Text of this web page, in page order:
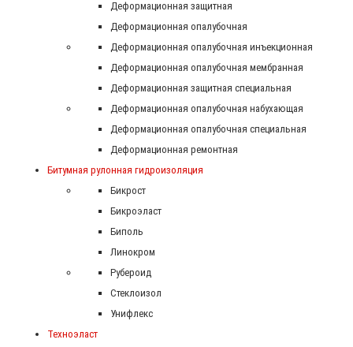
Деформационная защитная
Деформационная опалубочная
Деформационная опалубочная инъекционная
Деформационная опалубочная мембранная
Деформационная защитная специальная
Деформационная опалубочная набухающая
Деформационная опалубочная специальная
Деформационная ремонтная
Битумная рулонная гидроизоляция
Бикрост
Бикроэласт
Биполь
Линокром
Рубероид
Стеклоизол
Унифлекс
Техноэласт